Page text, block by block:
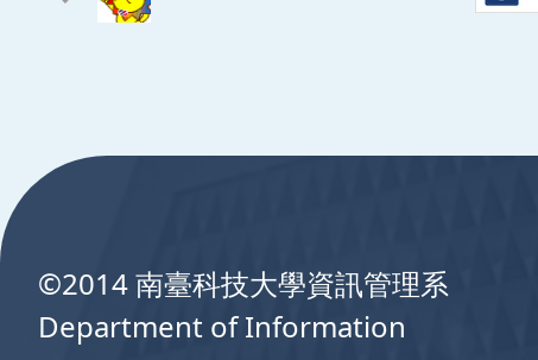
©2014 南臺科技大學資訊管理系
Department of Information